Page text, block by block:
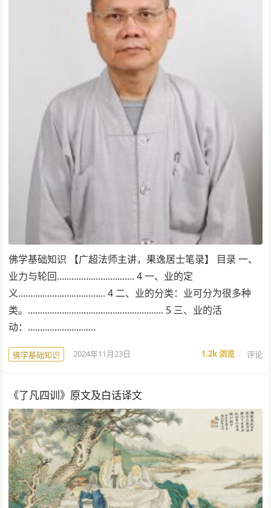
佛学基础知识 【广超法师主讲，果逸居士笔录】 目录 一、
业力与轮回................................ 4 一、业的定
义.................................... 4 二、业的分类：业可分为很多种
类。........................................................ 5 三、业的活
动：.........................…
佛学基础知识 2024年11月23日 1.2k浏览 评论
《了凡四训》原文及白话译文